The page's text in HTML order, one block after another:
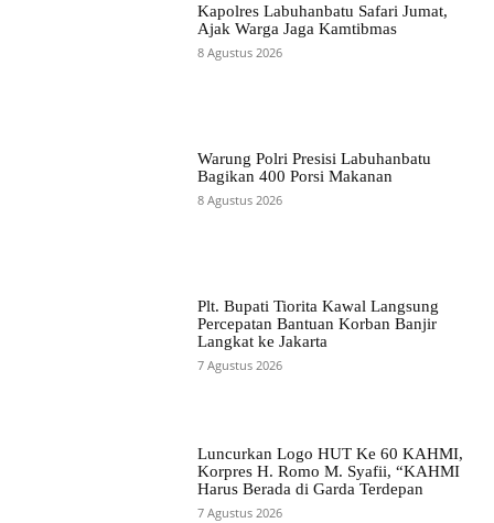
Kapolres Labuhanbatu Safari Jumat,
Ajak Warga Jaga Kamtibmas
8 Agustus 2026
Warung Polri Presisi Labuhanbatu
Bagikan 400 Porsi Makanan
8 Agustus 2026
Plt. Bupati Tiorita Kawal Langsung
Percepatan Bantuan Korban Banjir
Langkat ke Jakarta
7 Agustus 2026
Luncurkan Logo HUT Ke 60 KAHMI,
Korpres H. Romo M. Syafii, “KAHMI
Harus Berada di Garda Terdepan
7 Agustus 2026